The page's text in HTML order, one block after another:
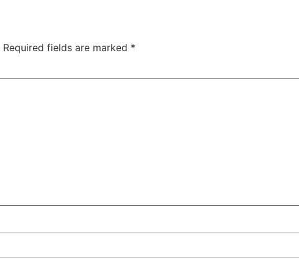
Required fields are marked *